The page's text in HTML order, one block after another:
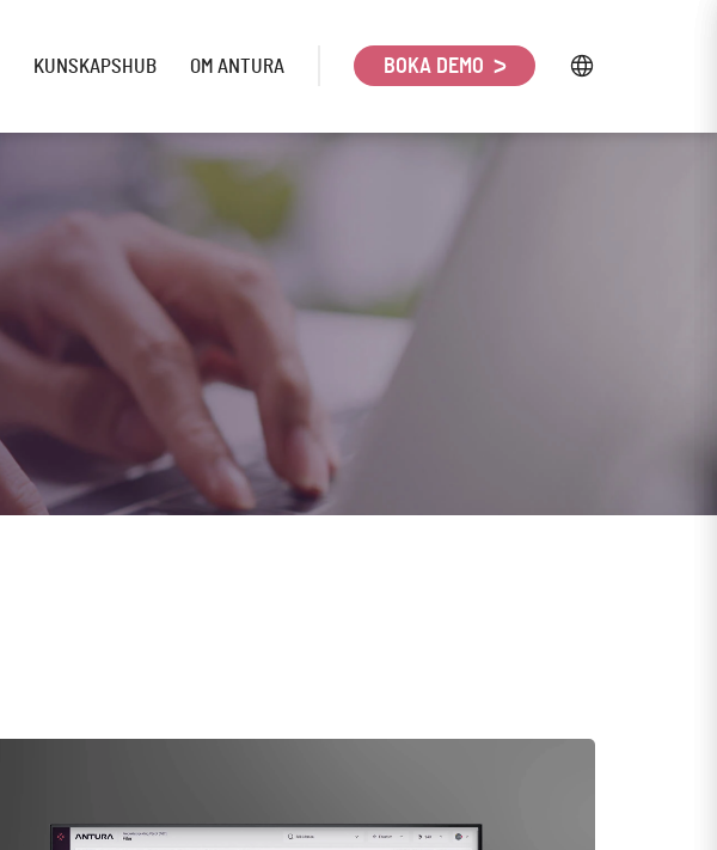
KUNSKAPSHUB OM ANTURA BOKA DEMO